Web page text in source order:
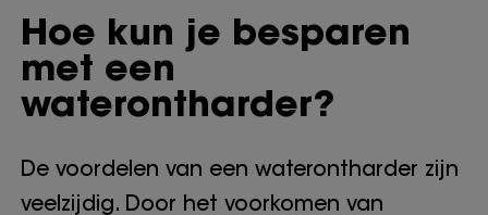
Hoe kun je besparen
met een
waterontharder?
De voordelen van een waterontharder zijn
veelzijdig. Door het voorkomen van